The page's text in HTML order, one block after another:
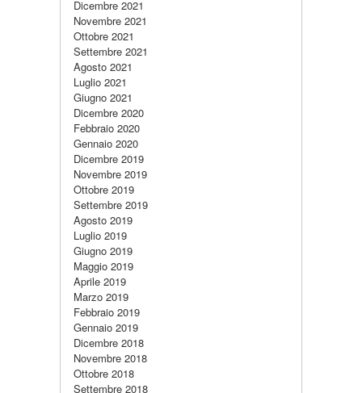
Dicembre 2021
Novembre 2021
Ottobre 2021
Settembre 2021
Agosto 2021
Luglio 2021
Giugno 2021
Dicembre 2020
Febbraio 2020
Gennaio 2020
Dicembre 2019
Novembre 2019
Ottobre 2019
Settembre 2019
Agosto 2019
Luglio 2019
Giugno 2019
Maggio 2019
Aprile 2019
Marzo 2019
Febbraio 2019
Gennaio 2019
Dicembre 2018
Novembre 2018
Ottobre 2018
Settembre 2018